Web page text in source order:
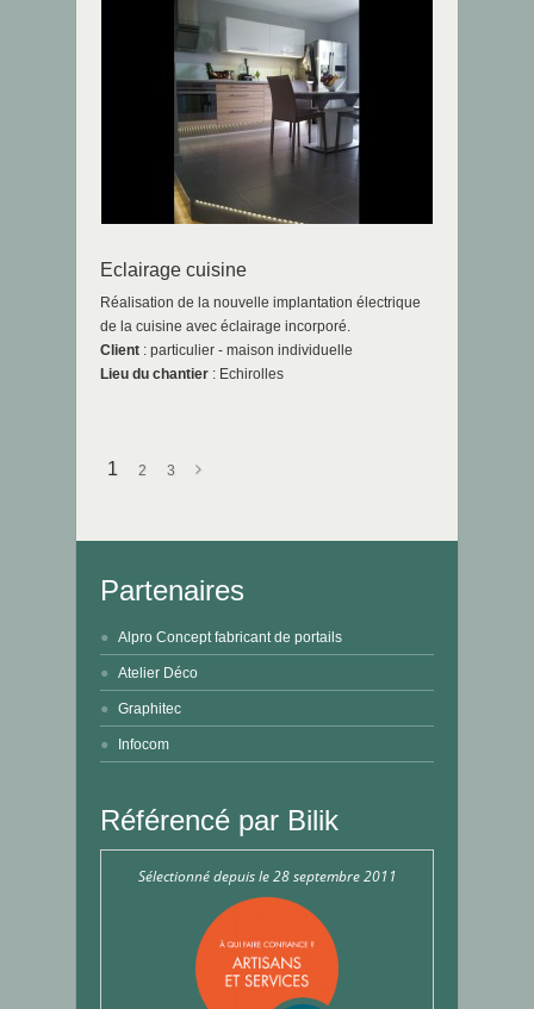
Eclairage cuisine
Réalisation de la nouvelle implantation électrique
de la cuisine avec éclairage incorporé.
Client : particulier - maison individuelle
Lieu du chantier : Echirolles
1 2 3
Partenaires
Alpro Concept fabricant de portails
Atelier Déco
Graphitec
Infocom
Référencé par Bilik
Sélectionné depuis le 28 septembre 2011